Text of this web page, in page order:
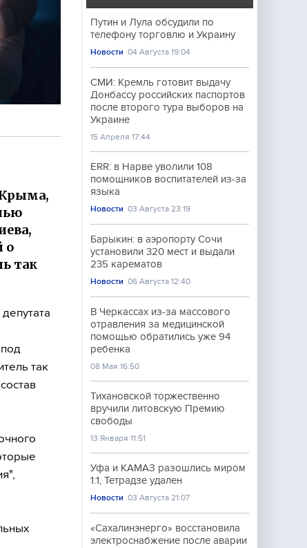
о
так
так
Путин и Лула обсудили по
телефону торговлю и Украину
Новости 04 Августа 19:04
СМИ: Кремль готовит выдачу
Донбассу российских паспортов
после второго тура выборов на
Украине
15 Апреля 17:44
ERR: в Нарве уволили 108
помощников воспитателей из-за
языка
Новости 03 Августа 23:19
Барыкин: в аэропорту Сочи
установили 320 мест и выдали
235 карематов
Новости 06 Августа 12:40
В Черкассах из-за массового
отравления за медицинской
помощью обратились уже 94
ребенка
08 Мая 16:50
Тихановской торжественно
вручили литовскую Премию
свободы
13 Января 11:51
Уфа и КАМАЗ разошлись миром
1:1, Тетрадзе удален
Новости 03 Августа 21:07
«Сахалинэнерго» восстановила
электроснабжение после аварии